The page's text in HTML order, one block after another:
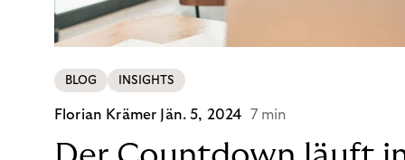
BLOG INSIGHTS
Florian Krämer Jän. 5, 2024 7 min